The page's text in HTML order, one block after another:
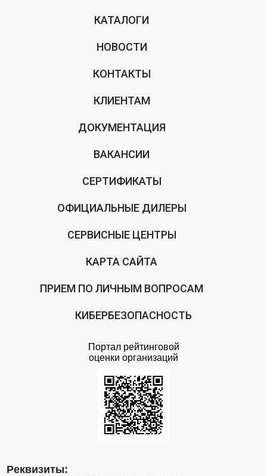
КАТАЛОГИ
НОВОСТИ
КОНТАКТЫ
КЛИЕНТАМ
ДОКУМЕНТАЦИЯ
ВАКАНСИИ
СЕРТИФИКАТЫ
ОФИЦИАЛЬНЫЕ ДИЛЕРЫ
СЕРВИСНЫЕ ЦЕНТРЫ
КАРТА САЙТА
ПРИЕМ ПО ЛИЧНЫМ ВОПРОСАМ
КИБЕРБЕЗОПАСНОСТЬ
Портал рейтинговой
оценки организаций
Реквизиты: